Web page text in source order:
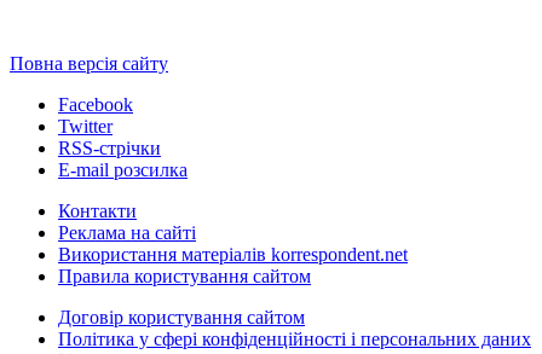
Повна версія сайту
Facebook
Twitter
RSS-стрічки
E-mail розсилка
Контакти
Реклама на сайті
Використання матеріалів korrespondent.net
Правила користування сайтом
Договір користування сайтом
Політика у сфері конфіденційності і персональних даних